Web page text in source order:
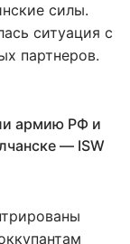
силы.
ситуация с
партнеров.
армию РФ и
— ISW